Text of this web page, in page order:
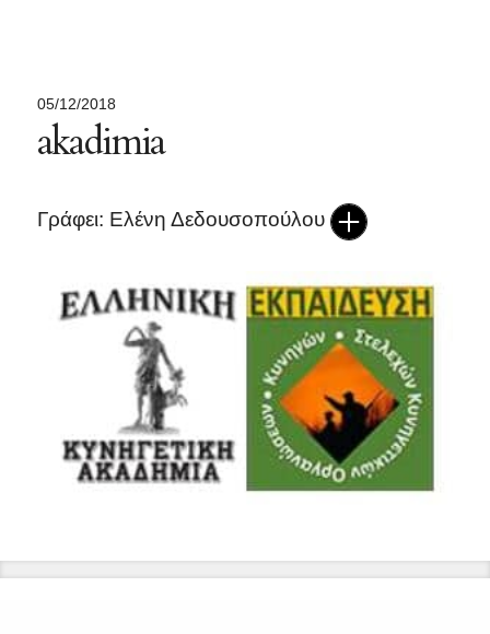
05/12/2018
akadimia
Γράφει: Ελένη Δεδουσοπούλου